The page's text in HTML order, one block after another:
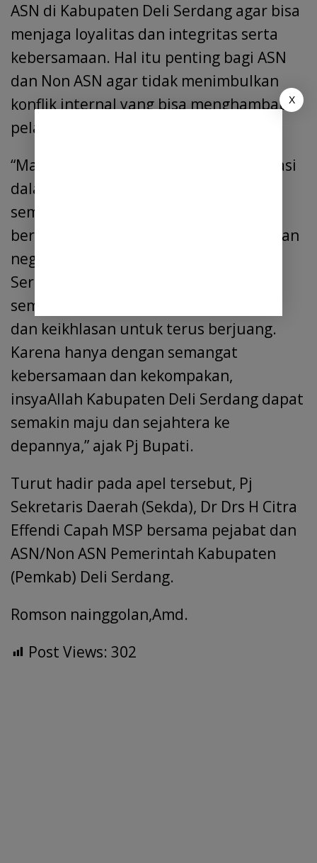
ASN di Kabupaten Deli Serdang agar bisa
menjaga loyalitas dan integritas serta
kebersamaan. Hal itu penting bagi ASN
dan Non ASN agar tidak menimbulkan
konflik internal yang bisa menghambat
pelayanan kepada masyarakat.
“Mari terus bersinergi dan berkolaborasi
dalam mewujudkan pembangunan di
semua sektor. Teruslah bekerja dan
berkarya dalam membangun bangsa dan
negara, khususnya Kabupaten Deli
Serdang. Mari kuatkan tekad dan
semangat yang didasari kebersamaan
dan keikhlasan untuk terus berjuang.
Karena hanya dengan semangat
kebersamaan dan kekompakan,
insyaAllah Kabupaten Deli Serdang dapat
semakin maju dan sejahtera ke
depannya,” ajak Pj Bupati.
Turut hadir pada apel tersebut, Pj
Sekretaris Daerah (Sekda), Dr Drs H Citra
Effendi Capah MSP bersama pejabat dan
ASN/Non ASN Pemerintah Kabupaten
(Pemkab) Deli Serdang.
Romson nainggolan,Amd.
Post Views: 302
X